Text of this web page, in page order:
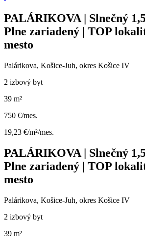
PALÁRIKOVA | Slnečný
Plne zariadený | TOP
mesto
Palárikova, Košice-Juh, okres Košice IV
2 izbový byt
39 m²
750 €/mes.
19,23 €/m²/mes.
PALÁRIKOVA | Slnečný
Plne zariadený | TOP
mesto
Palárikova, Košice-Juh, okres Košice IV
2 izbový byt
39 m²